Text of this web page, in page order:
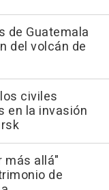
de Guatemala
del volcán de
civiles
en la invasión
más allá"
de